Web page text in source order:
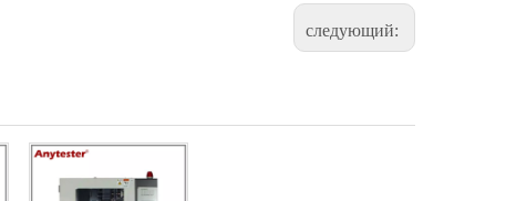
следующий: